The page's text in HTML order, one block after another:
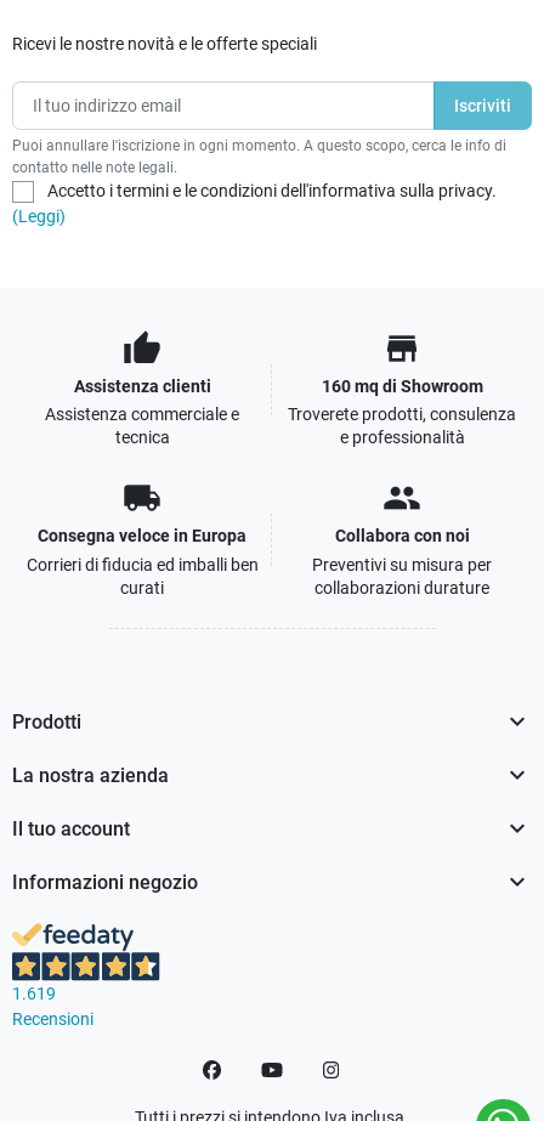
Ricevi le nostre novità e le offerte speciali
Puoi annullare l'iscrizione in ogni momento. A questo scopo, cerca le info di
contatto nelle note legali.
Accetto i termini e le condizioni dell'informativa sulla privacy.
(Leggi)
thumb_up
Assistenza clienti
Assistenza commerciale e
tecnica
store
160 mq di Showroom
Troverete prodotti, consulenza
e professionalità
local_shipping
Consegna veloce in Europa
Corrieri di fiducia ed imballi ben
curati
people
Collabora con noi
Preventivi su misura per
collaborazioni durature
Prodotti 
La nostra azienda 
Il tuo account 
Informazioni negozio 
1.619
Recensioni
Tutti i prezzi si intendono Iva inclusa.